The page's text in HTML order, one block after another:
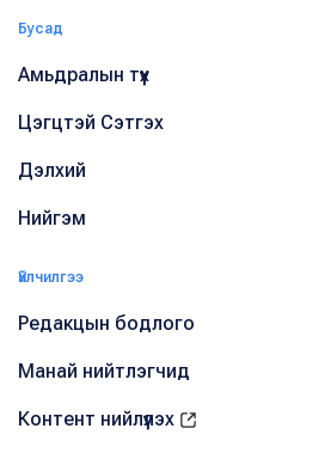
Бусад
Амьдралын түүх
Цэгцтэй Сэтгэх
Дэлхий
Нийгэм
Үйлчилгээ
Редакцын бодлого
Манай нийтлэгчид
Контент нийлүүлэх